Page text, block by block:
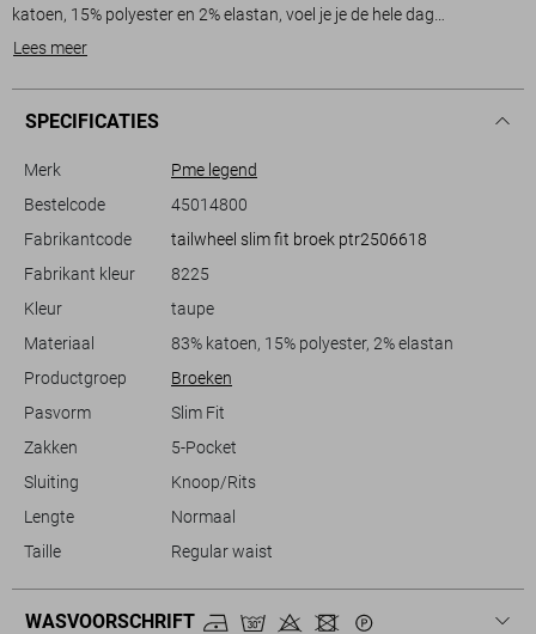
katoen, 15% polyester en 2% elastan, voel je je de hele dag
comfortabel. De broek heeft een klassieke 5-pocket uitvoering en een
modieus maakt. De subtiele taupe kleur is veelzijdig te combineren,
ideaal voor een casual zomerse look.
De PME Legend broek is ontworpen met een regular waist en normale
verschillende settings. Of je nu een informele dag hebt gepland of een
relaxte avond met vrienden, deze broek past bij elk scenario. De
duurzame materialen en zorgvuldige afwerking benadrukken de
merkdetails een extra touch van klasse geven aan je outfit.
Lees meer
SPECIFICATIES
Merk
Pme legend
Bestelcode
45014800
Fabrikantcode
tailwheel slim fit broek ptr2506618
Fabrikant kleur
8225
Kleur
taupe
Materiaal
83% katoen, 15% polyester, 2% elastan
Productgroep
Broeken
Pasvorm
Slim Fit
Zakken
5-Pocket
Sluiting
Knoop/Rits
Lengte
Normaal
Taille
Regular waist
WASVOORSCHRIFT